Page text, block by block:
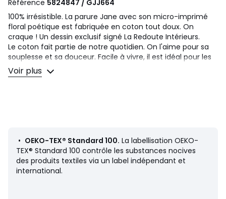
Référence 5824847 / GJJ664
100% irrésistible. La parure Jane avec son micro-imprimé
floral poétique est fabriquée en coton tout doux. On
craque ! Un dessin exclusif signé La Redoute Intérieurs.
Le coton fait partie de notre quotidien. On l'aime pour sa
souplesse et sa douceur. Facile à vivre, il est idéal pour les
lits des petits comme des grands !
• Bonnet hauteur 25 cm
Entretien
• Température de lavage 60°
Voir plus
• OEKO-TEX® Standard 100. La labellisation OEKO-
TEX® Standard 100 contrôle les substances nocives
des produits textiles via un label indépendant et
international.